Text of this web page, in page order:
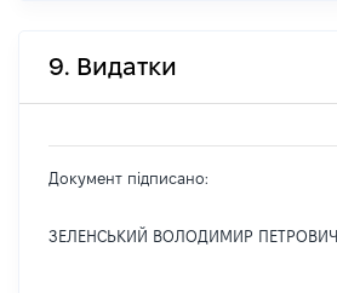
9. Видатки
Документ підписано:
ЗЕЛЕНСЬКИЙ ВОЛОДИМИР ПЕТРОВИЧ